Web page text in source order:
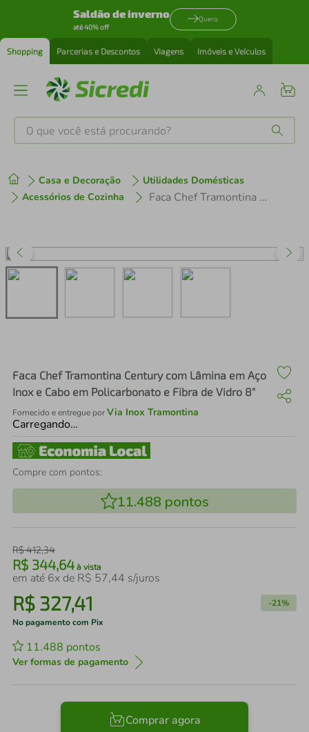
Saldão de inverno
até 40% off
Quero
Shopping Parcerias e Descontos Viagens Imóveis e Veículos
O que você está procurando?
Casa e Decoração
Utilidades Domésticas
Acessórios de Cozinha
Faca Chef Tramontina Century com Lâmina em Aço Inox e Cabo em Policarbonato e Fibra de Vidro 8"
Faca Chef Tramontina Century com Lâmina em Aço
Inox e Cabo em Policarbonato e Fibra de Vidro 8"
Fornecido e entregue porVia Inox Tramontina
Carregando…
Compre com pontos:
11.488 pontos
R$412,34
R$ 344,64 à vista
em até 6x de R$ 57,44 s/juros
R$ 327,41 -21%
No pagamento com Pix
11.488 pontos
Ver formas de pagamento
Comprar agora
1º tenis
3º perfume